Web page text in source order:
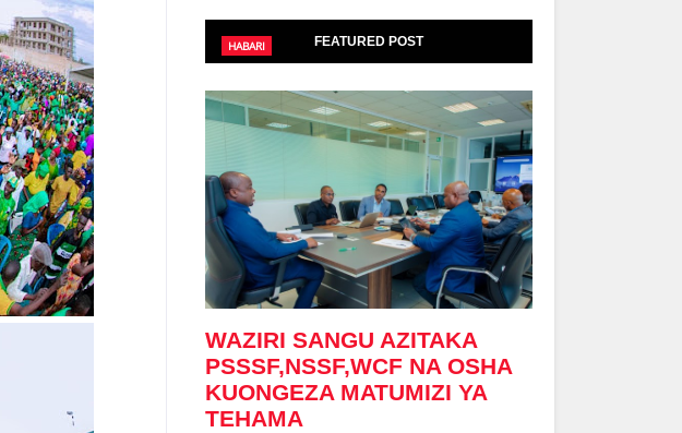
FEATURED POST
HABARI
WAZIRI SANGU AZITAKA
PSSSF,NSSF,WCF NA OSHA
KUONGEZA MATUMIZI YA
TEHAMA